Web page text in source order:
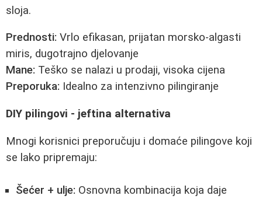
sloja.
Prednosti: Vrlo efikasan, prijatan morsko-algasti
miris, dugotrajno djelovanje
Mane: Teško se nalazi u prodaji, visoka cijena
Preporuka: Idealno za intenzivno pilingiranje
DIY pilingovi - jeftina alternativa
Mnogi korisnici preporučuju i domaće pilingove koji
se lako pripremaju:
Šećer + ulje: Osnovna kombinacija koja daje